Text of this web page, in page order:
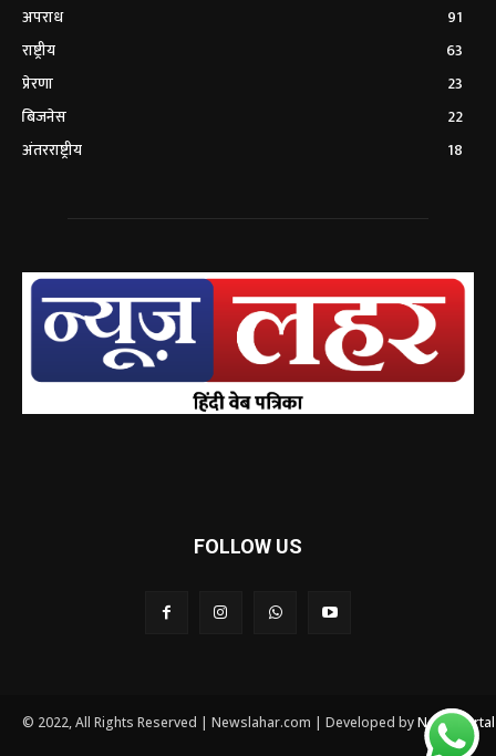
अपराध
91
राष्ट्रीय
63
प्रेरणा
23
बिजनेस
22
अंतरराष्ट्रीय
18
FOLLOW US
© 2022, All Rights Reserved | Newslahar.com | Developed byNews